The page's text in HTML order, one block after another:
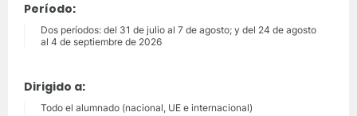
Período:
Dos períodos: del 31 de julio al 7 de agosto; y del 24 de agosto
al 4 de septiembre de 2026
Dirigido a:
Todo el alumnado (nacional, UE e internacional)